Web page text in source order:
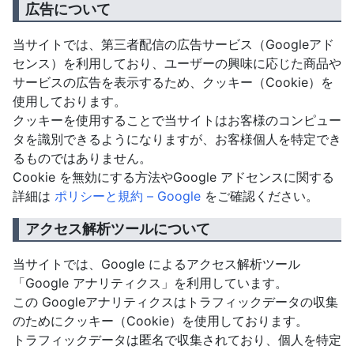
広告について
当サイトでは、第三者配信の広告サービス（Googleアド
センス）を利用しており、ユーザーの興味に応じた商品や
サービスの広告を表示するため、クッキー（Cookie）を
使用しております。
クッキーを使用することで当サイトはお客様のコンピュー
タを識別できるようになりますが、お客様個人を特定でき
るものではありません。
Cookie を無効にする方法やGoogle アドセンスに関する
詳細は ポリシーと規約 – Google をご確認ください。
アクセス解析ツールについて
当サイトでは、Google によるアクセス解析ツール
「Google アナリティクス」を利用しています。
この Googleアナリティクスはトラフィックデータの収集
のためにクッキー（Cookie）を使用しております。
トラフィックデータは匿名で収集されており、個人を特定